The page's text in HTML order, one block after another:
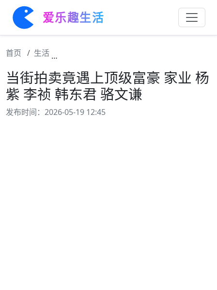
爱乐趣生活
首页 生活
当街拍卖竟遇上顶级富豪 家业 杨
紫 李祯 韩东君 骆文谦
发布时间：2026-05-19 12:45